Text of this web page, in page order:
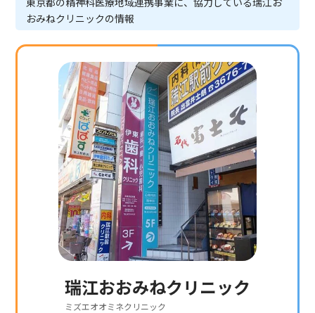
おみねクリニックの情報
瑞江おおみねクリニック
ミズエオオミネクリニック